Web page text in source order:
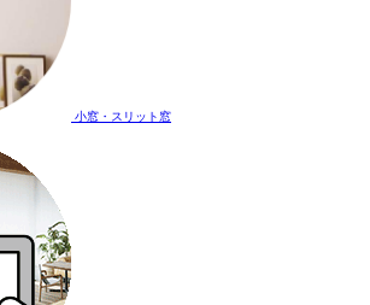
小窓・スリット窓